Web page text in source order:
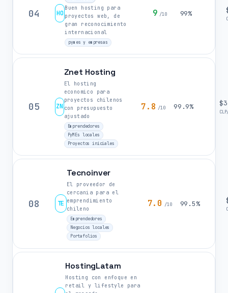
04 HO
Buen hosting para
proyectos web, de
gran reconocimiento
internacional
pymes y empresas
9 /10 99%
05 ZN
Znet Hosting
El hosting
economico para
proyectos chilenos
con presupuesto
ajustado
Emprendedores
PyMEs locales
Proyectos iniciales
7.8 /10 99.9%
08 TE
Tecnoinver
El proveedor de
cercania para el
emprendimiento
chileno
Emprendedores
Negocios locales
Portafolios
7.0 /10 99.5%
HostingLatam
Hosting con enfoque en
retail y lifestyle para